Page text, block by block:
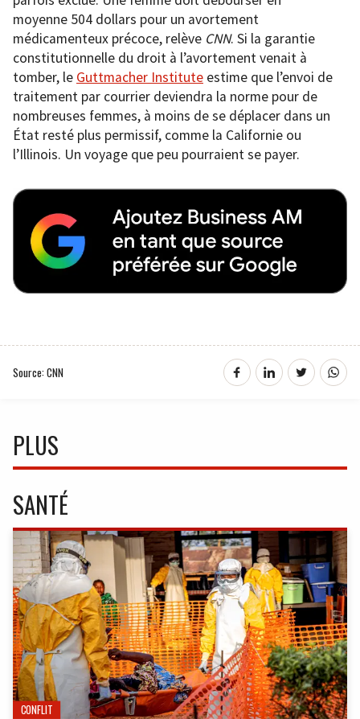
moyenne 504 dollars pour un avortement
médicamenteux précoce, relève CNN. Si la garantie
constitutionnelle du droit à l’avortement venait à
tomber, le Guttmacher Institute estime que l’envoi de
traitement par courrier deviendra la norme pour de
nombreuses femmes, à moins de se déplacer dans un
État resté plus permissif, comme la Californie ou
l’Illinois. Un voyage que peu pourraient se payer.
Source: CNN
PLUS
SANTÉ
CONFLIT